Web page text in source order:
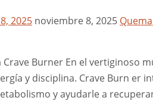
2025 noviembre 8, 2025
Burner En el vertiginoso
y disciplina. Crave Burn er
y ayudarle a